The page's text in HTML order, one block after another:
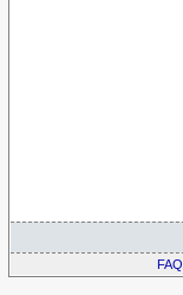
FAQ